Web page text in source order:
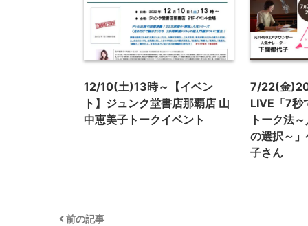
12/10(土)13時～【イベン
ト】ジュンク堂書店那覇店 山
中恵美子トークイベント
7/22(金
LIVE「7秒
トーク法
の選択～
子さん
前の記事